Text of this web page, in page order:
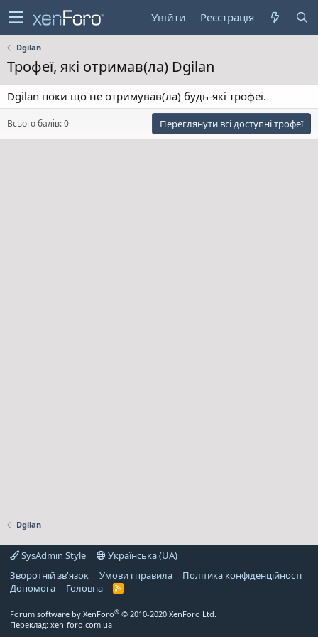
Увійти Реєстрація
Dgilan
Трофеї, які отримав(ла) Dgilan
Dgilan поки що не отримував(ла) будь-які трофеї.
Всього балів: 0 Переглянути всі доступні трофеї
Dgilan
SysAdmin Style
Українська (UA)
Зворотній зв'язок
Умови і правила
Політика конфіденційності
Дoпoмoга
Головна
R
Forum software by XenForo® © 2010-2020 XenForo Ltd.
Переклад: xen-foro.com.ua